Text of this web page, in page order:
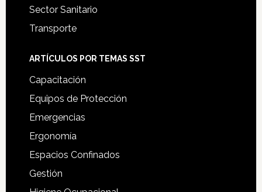
Sector Sanitario
Transporte
ARTÍCULOS POR TEMAS SST
Capacitación
Equipos de Protección
Emergencias
Ergonomía
Espacios Confinados
Gestión